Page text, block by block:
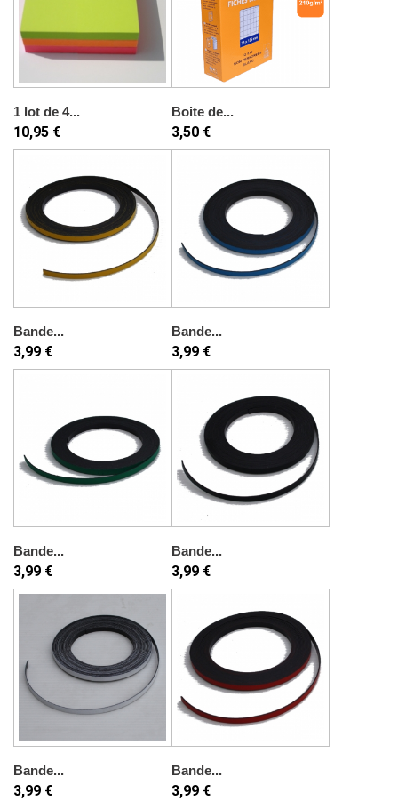
1 lot de 4...
10,95 €
Boite de...
3,50 €
Bande...
3,99 €
Bande...
3,99 €
Bande...
3,99 €
Bande...
3,99 €
Bande...
3,99 €
Bande...
3,99 €